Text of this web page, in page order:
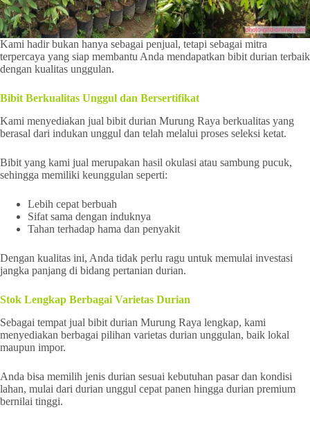
Kami hadir bukan hanya sebagai penjual, tetapi sebagai mitra
terpercaya yang siap membantu Anda mendapatkan bibit durian terbaik
dengan kualitas unggulan.
Bibit Berkualitas Unggul dan Bersertifikat
Kami menyediakan jual bibit durian Murung Raya berkualitas yang
berasal dari indukan unggul dan telah melalui proses seleksi ketat.
Bibit yang kami jual merupakan hasil okulasi atau sambung pucuk,
sehingga memiliki keunggulan seperti:
Lebih cepat berbuah
Sifat sama dengan induknya
Tahan terhadap hama dan penyakit
Dengan kualitas ini, Anda tidak perlu ragu untuk memulai investasi
jangka panjang di bidang pertanian durian.
Stok Lengkap Berbagai Varietas Durian
Sebagai tempat jual bibit durian Murung Raya lengkap, kami
menyediakan berbagai pilihan varietas durian unggulan, baik lokal
maupun impor.
Anda bisa memilih jenis durian sesuai kebutuhan pasar dan kondisi
lahan, mulai dari durian unggul cepat panen hingga durian premium
bernilai tinggi.